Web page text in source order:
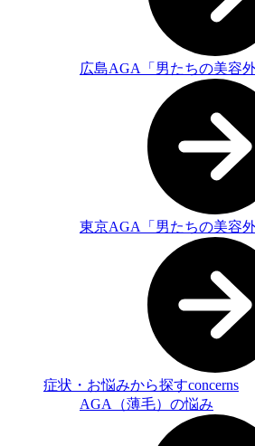
広島AGA「男たちの美容
東京AGA「男たちの美容
症状・お悩みから探すconcerns
AGA（薄毛）の悩み